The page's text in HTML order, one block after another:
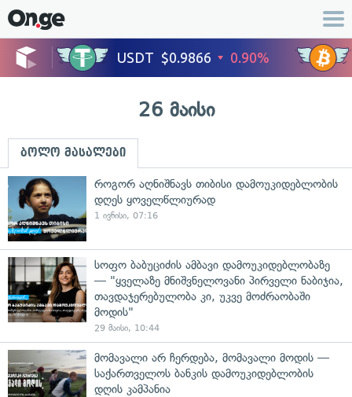
26 მაისი
ბოლო მასალები
როგორ აღნიშნავს თიბისი დამოუკიდებლობის
დღეს ყოველწლიურად
1 ივნისი, 07:16
სოფო ბაბუციძის ამბავი დამოუკიდებლობაზე
— "ყველაზე მნიშვნელოვანი პირველი ნაბიჯია,
თავდაჯერებულობა კი, უკვე მოძრაობაში
მოდის"
29 მაისი, 10:44
მომავალი არ ჩერდება, მომავალი მოდის —
საქართველოს ბანკის დამოუკიდებლობის
დღის კამპანია